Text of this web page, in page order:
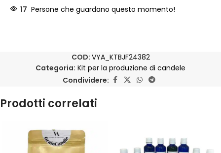
17 Persone che guardano questo momento!
COD: VYA_KTBJF24382
Categoria: Kit per la produzione di candele
Condividere:
Prodotti correlati